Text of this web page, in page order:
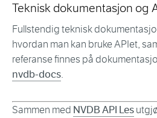
Teknisk dokumentasjon og
Fullstendig teknisk
hvordan man kan bruke APIet,
referanse finnes på
nvdb-docs.
Sammen med NVDB API Les